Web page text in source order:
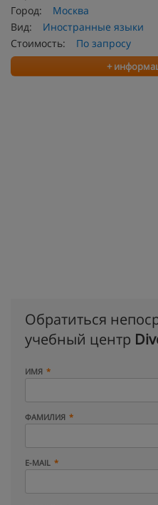
Город:
Москва
Вид:
Иностранные языки
Стоимость:
По запросу
+
Обратиться
учебный центр
ИМЯ
ФАМИЛИЯ
E-MAIL